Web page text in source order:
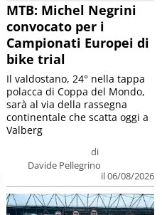
MTB: Michel Negrini
convocato per i
Campionati Europei di
bike trial
di
Davide Pellegrino
il 06/08/2026
Il valdostano, 24° nella tappa
polacca di Coppa del Mondo,
sarà al via della rassegna
continentale che scatta oggi a
Valberg